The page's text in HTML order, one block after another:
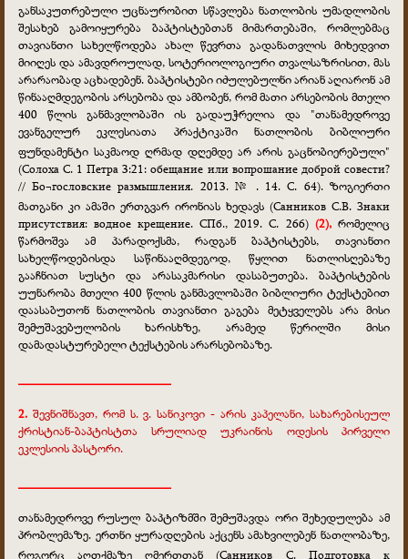
განსაკუთრებული უცნაურობით სწავლება ნათლობის უმადლობის
შესახებ გამოიყურება ბაპტისტებთან მიმართებაში, რომლებმაც
თავიანთი სახელწოდება ახალ წევრთა გადანათვლის მიხედვით
მიიღეს და ამავდროულად, სოტერიოლოგიური თვალსაზრისით, მას
არარაობად აცხადებენ. ბაპტისტები იძულებულნი არიან აღიარონ ამ
წინააღმდეგობის არსებობა და ამბობენ, რომ მათი არსებობის მთელი
400 წლის განმავლობაში ის გადაუჭრელია და "თანამედროვე
ევანგელურ ეკლესიათა პრაქტიკაში ნათლობის ბიბლიური
ფუნდამენტი საკმაოდ ღრმად დღემდე არ არის გაცნობიერებული"
(Солоха С. 1 Петра 3:21: обещание или вопрошание доброй совести?
// Бо¬гословские размышления. 2013. № . 14. С. 64). ზოგიერთი
მათგანი კი ამაში ერთგვარ ირონიას ხედავს (Санников С.В. Знаки
присутствия: водное крещение. СПб., 2019. С. 266) (2), რომელიც
წარმოშვა ამ პარადოქსმა, რადგან ბაპტისტებს, თავიანთი
სახელწოდებისდა საწინააღმდეგოდ, წყლით ნათლისღებაზე
გააჩნიათ სუსტი და არასაკმარისი დასაბუთება. ბაპტისტების
უუნარობა მთელი 400 წლის განმავლობაში ბიბლიური ტექსტებით
დაასაბუთონ ნათლობის თავიანთი გაგება მეტყველებს არა მისი
შემუშავებულობის ხარისხზე, არამედ წერილში მისი
დამადასტურებელი ტექსტების არარსებობაზე.
2. შევნიშნავთ, რომ ს. ვ. სანიკოვი - არის კაპელანი, სახარებისეულ
ქრისტიან-ბაპტისტთა სრულიად უკრაინის ოდესის პირველი
ეკლესიის პასტორი.
თანამედროვე რუსულ ბაპტიზმში შემუშავდა ორი შეხედულება ამ
პრობლემაზე. ერთნი ყურადღების აქცენს ამახვილებენ ნათლობაზე,
როგორც აღთქმაზე ღმერთთან
(Санников С. Подготовка к